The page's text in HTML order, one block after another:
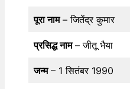
पूरा नाम– जितेंद्र कुमार
प्रसिद्ध नाम– जीतू भैया
जन्म– 1 सितंबर 1990